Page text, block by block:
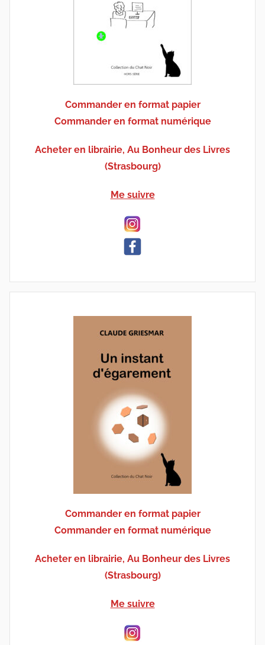
Commander en format papier
Commander en format numérique
Acheter en librairie, Au Bonheur des Livres
(Strasbourg)
Me suivre
Commander en format papier
Commander en format numérique
Acheter en librairie, Au Bonheur des Livres
(Strasbourg)
Me suivre